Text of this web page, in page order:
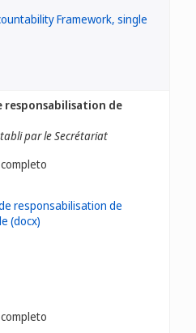
responsabilisation de
par le Secrétariat